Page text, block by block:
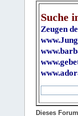
Suche
Zeugen
Dieses